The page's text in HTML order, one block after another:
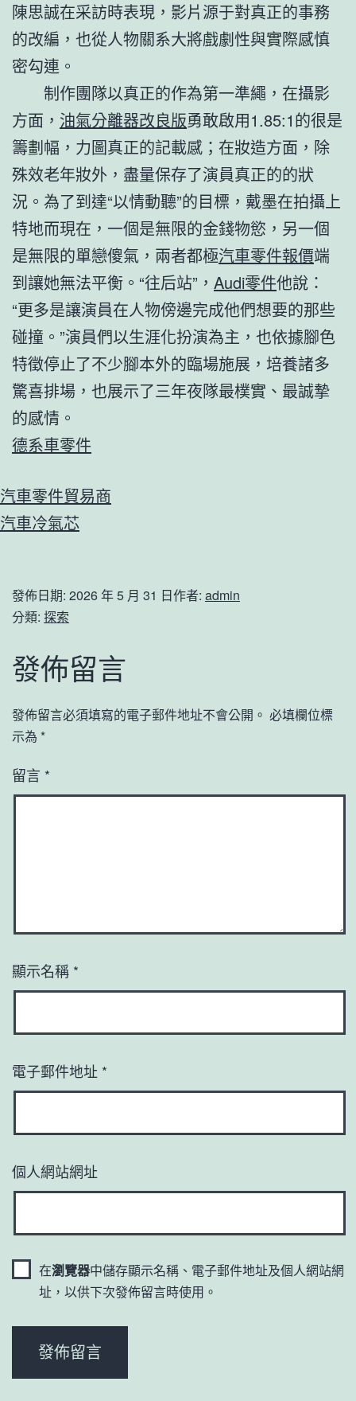
陳思誠在采訪時表現，影片源于對真正的事務
的改編，也從人物關系大將戲劇性與實際感慎
密勾連。
制作團隊以真正的作為第一準繩，在攝影
方面， 油氣分離器改良版勇敢啟用1.85:1的很是
籌劃幅，力圖真正的記載感；在妝造方面，除
殊效老年妝外，盡量保存了演員真正的的狀
況。為了到達“以情動聽”的目標，戴墨在拍攝上
特地而現在，一個是無限的金錢物慾，另一個
是無限的單戀傻氣，兩者都極汽車零件報價端
到讓她無法平衡。“往后站”， Audi零件他說：
“更多是讓演員在人物傍邊完成他們想要的那些
碰撞。”演員們以生涯化扮演為主，也依據腳色
特徵停止了不少腳本外的臨場施展，培養諸多
驚喜排場，也展示了三年夜隊最樸實、最誠摯
的感情。
德系車零件
汽車零件貿易商
汽車冷氣芯
發佈日期: 2026 年 5 月 31 日作者: admin
分類: 探索
發佈留言
發佈留言必須填寫的電子郵件地址不會公開。 必填欄位標
示為 *
留言 *
顯示名稱 *
電子郵件地址 *
個人網站網址
在瀏覽器中儲存顯示名稱、電子郵件地址及個人網站網
址，以供下次發佈留言時使用。